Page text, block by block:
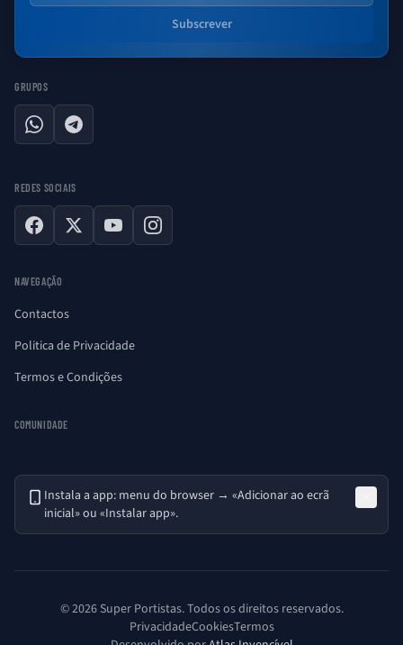
Subscrever
GRUPOS
WhatsAppTelegram
REDES SOCIAIS
Facebook
X YouTubeInstagram
NAVEGAÇÃO
Contactos
Politica de Privacidade
Termos e Condições
COMUNIDADE
Instala a app: menu do browser → «Adicionar ao ecrã
inicial» ou «Instalar app».
© 2026 Super Portistas. Todos os direitos reservados.
PrivacidadeCookiesTermos